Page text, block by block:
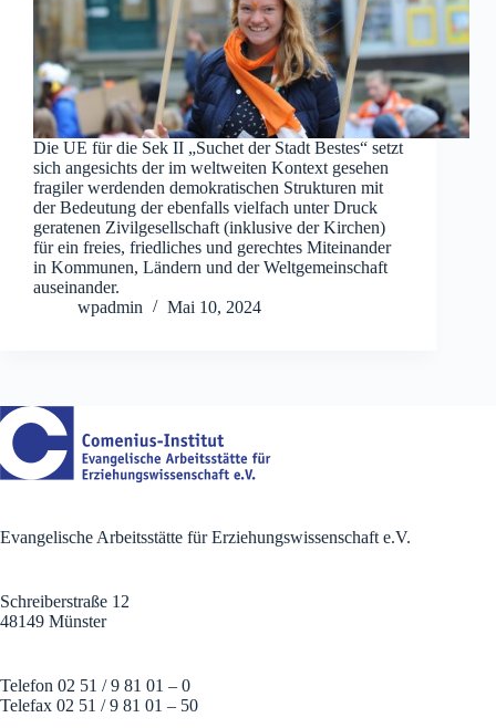
Die UE für die Sek II „Suchet der Stadt Bestes“ setzt
sich angesichts der im weltweiten Kontext gesehen
fragiler werdenden demokratischen Strukturen mit
der Bedeutung der ebenfalls vielfach unter Druck
geratenen Zivilgesellschaft (inklusive der Kirchen)
für ein freies, friedliches und gerechtes Miteinander
in Kommunen, Ländern und der Weltgemeinschaft
auseinander.
wpadmin
Mai 10, 2024
Evangelische Arbeitsstätte für Erziehungswissenschaft e.V.
Schreiberstraße 12
48149 Münster
Telefon 02 51 / 9 81 01 – 0
Telefax 02 51 / 9 81 01 – 50